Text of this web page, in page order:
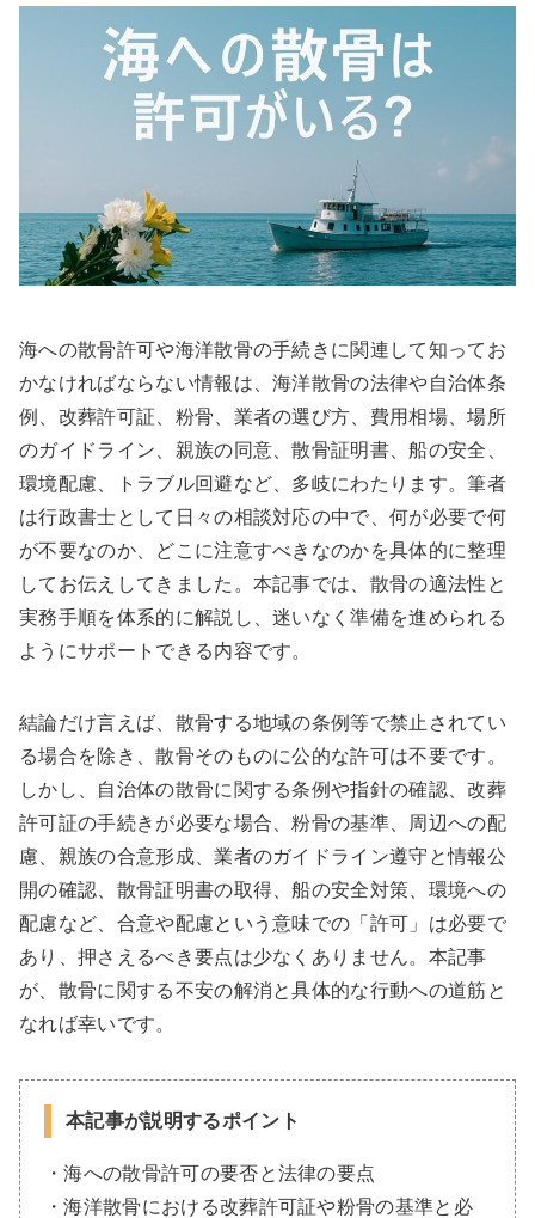
海への散骨許可や海洋散骨の手続きに関連して知ってお
かなければならない情報は、海洋散骨の法律や自治体条
例、改葬許可証、粉骨、業者の選び方、費用相場、場所
のガイドライン、親族の同意、散骨証明書、船の安全、
環境配慮、トラブル回避など、多岐にわたります。筆者
は行政書士として日々の相談対応の中で、何が必要で何
が不要なのか、どこに注意すべきなのかを具体的に整理
してお伝えしてきました。本記事では、散骨の適法性と
実務手順を体系的に解説し、迷いなく準備を進められる
ようにサポートできる内容です。
結論だけ言えば、散骨する地域の条例等で禁止されてい
る場合を除き、散骨そのものに公的な許可は不要です。
しかし、自治体の散骨に関する条例や指針の確認、改葬
許可証の手続きが必要な場合、粉骨の基準、周辺への配
慮、親族の合意形成、業者のガイドライン遵守と情報公
開の確認、散骨証明書の取得、船の安全対策、環境への
配慮など、合意や配慮という意味での「許可」は必要で
あり、押さえるべき要点は少なくありません。本記事
が、散骨に関する不安の解消と具体的な行動への道筋と
なれば幸いです。
本記事が説明するポイント
・海への散骨許可の要否と法律の要点
・海洋散骨における改葬許可証や粉骨の基準と必